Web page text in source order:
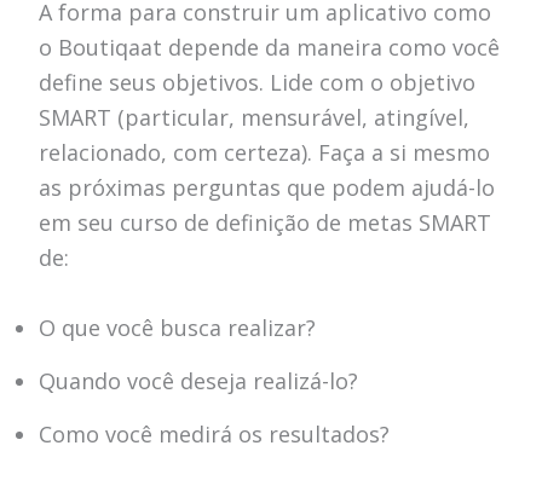
A forma para construir um aplicativo como
o Boutiqaat depende da maneira como você
define seus objetivos. Lide com o objetivo
SMART (particular, mensurável, atingível,
relacionado, com certeza). Faça a si mesmo
as próximas perguntas que podem ajudá-lo
em seu curso de definição de metas SMART
de:
O que você busca realizar?
Quando você deseja realizá-lo?
Como você medirá os resultados?